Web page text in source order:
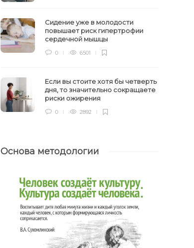
Сидение уже в молодости
повышает риск гипертрофии
сердечной мышцы
0 6501
Если вы стоите хотя бы четверть
дня, то значительно сокращаете
риски ожирения
0 2892
Основа методологии